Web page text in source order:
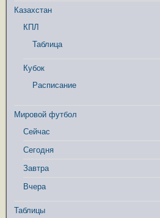
Казахстан
КПЛ
Таблица
Кубок
Расписание
Мировой футбол
Сейчас
Сегодня
Завтра
Вчера
Таблицы